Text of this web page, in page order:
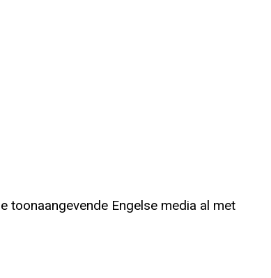
toonaangevende Engelse media al met